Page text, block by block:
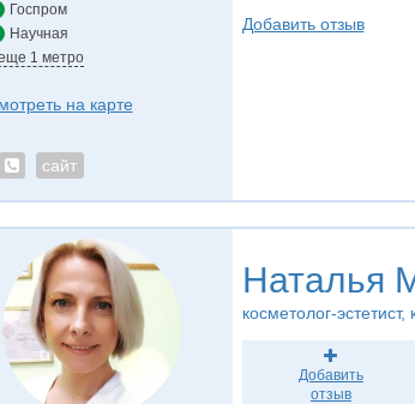
Госпром
Научная
1 метро
на карте
сайт
Добавить отзыв
Наталья
косметолог-эстетист,
Добавить
отзыв